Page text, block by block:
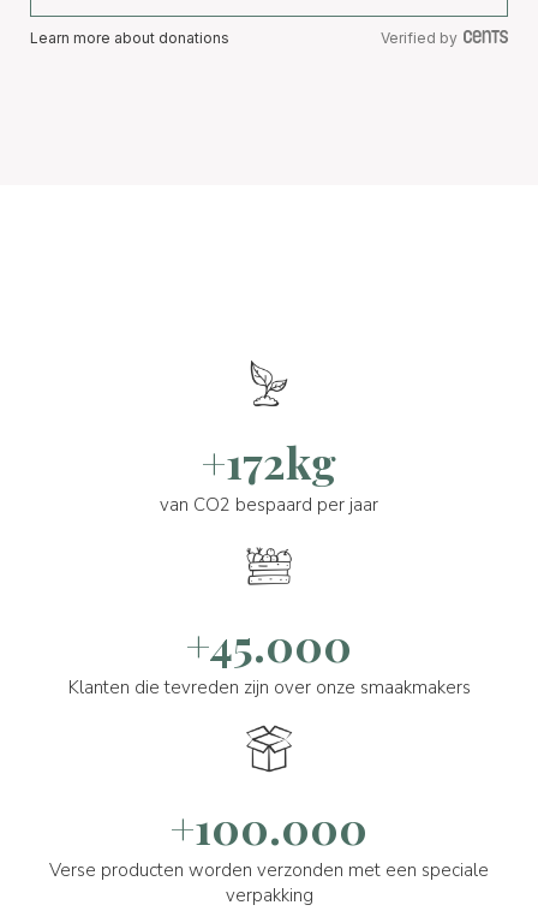
Learn more about donations Verified by
+172kg
van CO2 bespaard per jaar
+45.000
Klanten die tevreden zijn over onze smaakmakers
+100.000
Verse producten worden verzonden met een speciale
verpakking